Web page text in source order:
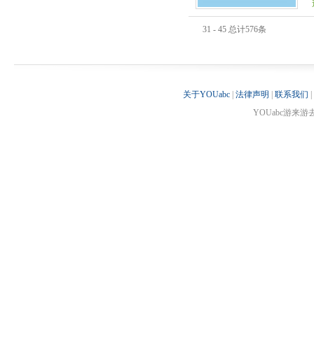
31 - 45 总计576条
关于YOUabc| 法律声明 联系我们
YOUabc游来游